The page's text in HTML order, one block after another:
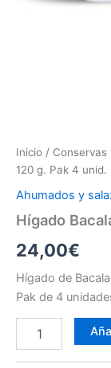
Inicio / Conservas
120 g. Pak 4 unid.
Ahumados y
Hígado
24,00€
Hígado de
Pak de 4